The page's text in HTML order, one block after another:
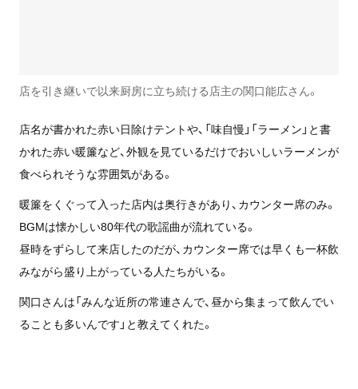
店を引き継いで以来厨房に立ち続ける店主の関口能広さん。
店名が書かれた赤い日除けテントや、「味自慢」「ラーメン」と書
かれた赤い暖簾など、外観を見ているだけでおいしいラーメンが
食べられそうな雰囲気がある。
暖簾をくぐって入った店内は奥行きがあり、カウンター席のみ。
BGMは懐かしい80年代の歌謡曲が流れている。
昼時をずらして来店したのだが、カウンター席では早くも一杯飲
みながら盛り上がっている人たちがいる。
関口さんは「みんな近所の常連さんで、昼から集まって飲んでい
ることも多いんです」と教えてくれた。